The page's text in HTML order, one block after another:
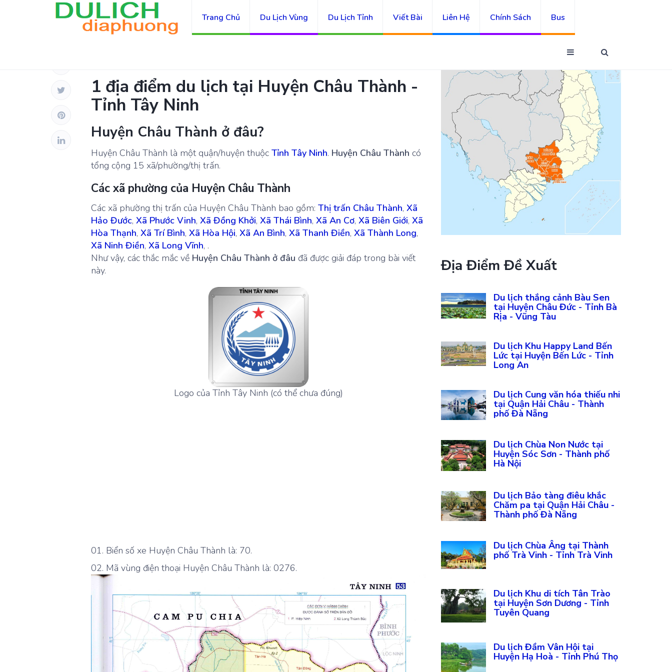
Trang Chủ Du Lịch Vùng Du Lịch Tỉnh Viết Bài Liên Hệ Chính Sách Bus
1 địa điểm du lịch tại Huyện Châu Thành -
Tỉnh Tây Ninh
Huyện Châu Thành ở đâu?
Huyện Châu Thành là một quận/huyện thuộc Tỉnh Tây Ninh. Huyện Châu Thành có
tổng cộng 15 xã/phường/thị trấn.
Các xã phường của Huyện Châu Thành
Các xã phường thị trấn của Huyện Châu Thành bao gồm: Thị trấn Châu Thành, Xã
Hảo Đước, Xã Phước Vinh, Xã Đồng Khởi, Xã Thái Bình, Xã An Cơ, Xã Biên Giới, Xã
Hòa Thạnh, Xã Trí Bình, Xã Hòa Hội, Xã An Bình, Xã Thanh Điền, Xã Thành Long,
Xã Ninh Điền, Xã Long Vĩnh, .
Như vậy, các thắc mắc về Huyện Châu Thành ở đâu đã được giải đáp trong bài viết
này.
Logo của Tỉnh Tây Ninh (có thể chưa đúng)
Biển số xe Huyện Châu Thành là: 70.
Mã vùng điện thoại Huyện Châu Thành là: 0276.
Địa Điểm Đề Xuất
Du lịch thắng cảnh Bàu Sen
tại Huyện Châu Đức - Tỉnh Bà
Rịa - Vũng Tàu
Du lịch Khu Happy Land Bến
Lức tại Huyện Bến Lức - Tỉnh
Long An
Du lịch Cung văn hóa thiếu nhi
tại Quận Hải Châu - Thành
phố Đà Nẵng
Du lịch Chùa Non Nước tại
Huyện Sóc Sơn - Thành phố
Hà Nội
Du lịch Bảo tàng điêu khắc
Chăm pa tại Quận Hải Châu -
Thành phố Đà Nẵng
Du lịch Chùa Âng tại Thành
phố Trà Vinh - Tỉnh Trà Vinh
Du lịch Khu di tích Tân Trào
tại Huyện Sơn Dương - Tỉnh
Tuyên Quang
Du lịch Đầm Vân Hội tại
Huyện Hạ Hoà - Tỉnh Phú Thọ